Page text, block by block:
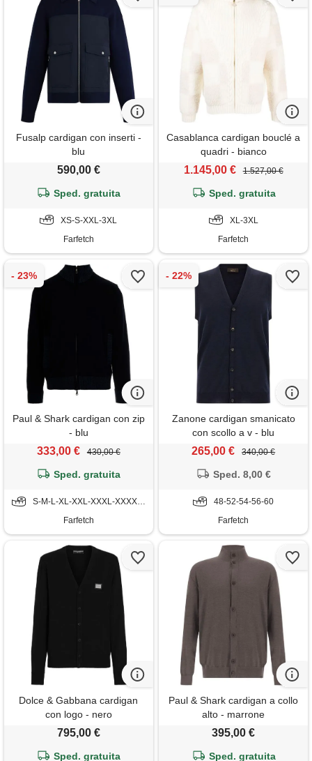
Fusalp cardigan con inserti -
blu
590,00 €
Sped. gratuita
XS-S-XXL-3XL
Farfetch
Casablanca cardigan bouclé a
quadri - bianco
1.145,00 € 1.527,00 €
Sped. gratuita
XL-3XL
Farfetch
Paul & Shark cardigan con zip
- blu
333,00 € 430,00 €
Sped. gratuita
S-M-L-XL-XXL-XXXL-XXXXL-5XL
Farfetch
Zanone cardigan smanicato
con scollo a v - blu
265,00 € 340,00 €
Sped. 8,00 €
48-52-54-56-60
Farfetch
Dolce & Gabbana cardigan
con logo - nero
795,00 €
Sped. gratuita
Paul & Shark cardigan a collo
alto - marrone
395,00 €
Sped. gratuita